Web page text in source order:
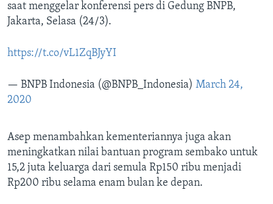
saat menggelar konferensi pers di Gedung BNPB,
Jakarta, Selasa (24/3).
https://t.co/vL1ZqBJyYI
— BNPB Indonesia (@BNPB_Indonesia) March 24,
2020
Asep menambahkan kementeriannya juga akan
meningkatkan nilai bantuan program sembako untuk
15,2 juta keluarga dari semula Rp150 ribu menjadi
Rp200 ribu selama enam bulan ke depan.